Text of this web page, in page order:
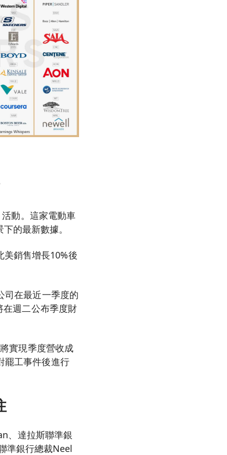
動。這家電動車
的最新數據。
美銷售增長10%後
司在最近一季度的
在週二公布季度財
實現季度營收成
罷工事件後進行
、達拉斯聯準銀
準銀行總裁Neel